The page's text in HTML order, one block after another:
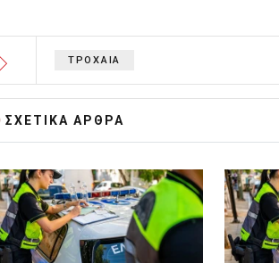
ΤΡΟΧΑΙΑ
ΣΧΕΤΙΚA AΡΘΡΑ